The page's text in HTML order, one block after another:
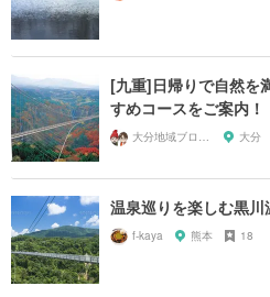
[九重]日帰りで自然を
すめコースをご案内！
大分
温泉巡りを楽しむ黒川
f-kaya 熊本 18